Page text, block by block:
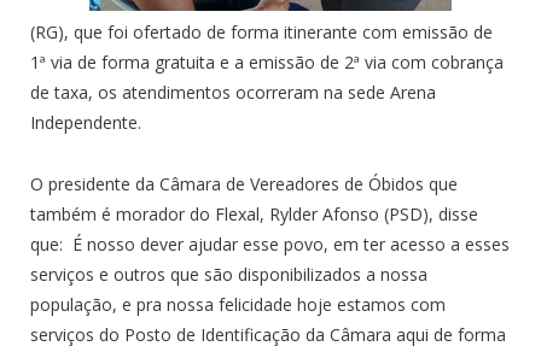
(RG), que foi ofertado de forma itinerante com emissão de
1ª via de forma gratuita e a emissão de 2ª via com cobrança
de taxa, os atendimentos ocorreram na sede Arena
Independente.
O presidente da Câmara de Vereadores de Óbidos que
também é morador do Flexal, Rylder Afonso (PSD), disse
que: É nosso dever ajudar esse povo, em ter acesso a esses
serviços e outros que são disponibilizados a nossa
população, e pra nossa felicidade hoje estamos com
serviços do Posto de Identificação da Câmara aqui de forma